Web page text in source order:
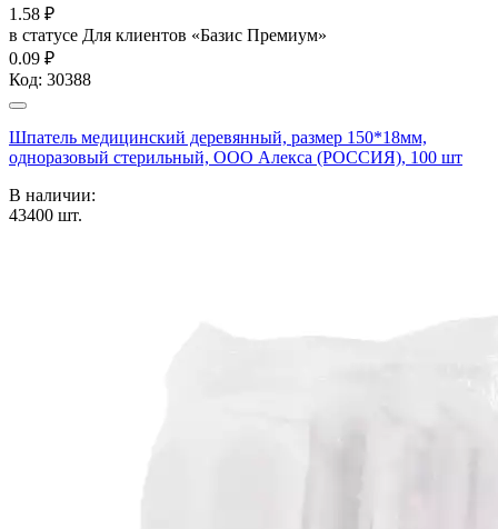
1.58 ₽
в статусе Для клиентов «Базис Премиум»
0.09 ₽
Код: 30388
Шпатель медицинский деревянный, размер 150*18мм,
одноразовый стерильный, ООО Алекса (РОССИЯ), 100 шт
В наличии:
43400 шт.